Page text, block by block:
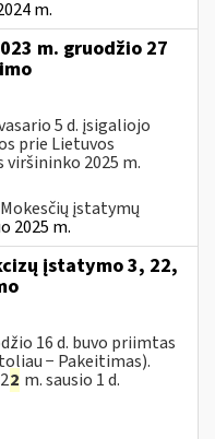
m.
m. gruodžio 27
5 d. įsigaliojo
prie Lietuvos
2025 m.
Mokesčių įstatymų
2025 m.
įstatymo 3, 22,
16 d. buvo priimtas
− Pakeitimas).
2 m. sausio 1 d.